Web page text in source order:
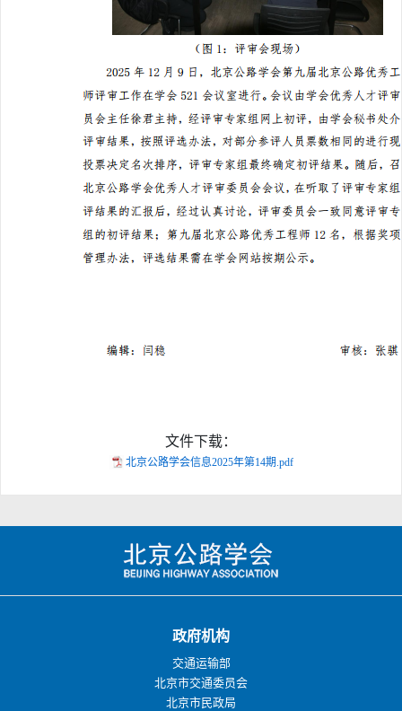
文件下载：
北京公路学会信息2025年第14期.pdf
政府机构
交通运输部
北京市交通委员会
北京市民政局